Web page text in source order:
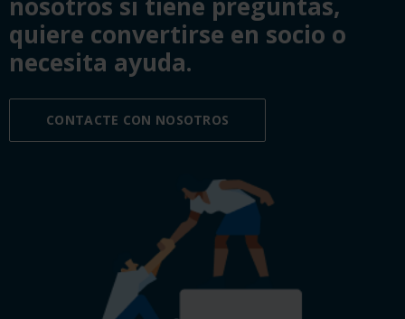
quiere convertirse en socio o
necesita ayuda.
CONTACTE CON NOSOTROS